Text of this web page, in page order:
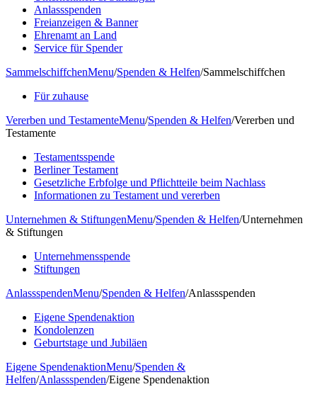
Anlassspenden
Freianzeigen & Banner
Ehrenamt an Land
Service für Spender
SammelschiffchenMenu/Spenden & Helfen/Sammelschiffchen
Für zuhause
Vererben und TestamenteMenu/Spenden & Helfen/Vererben und
Testamente
Testamentsspende
Berliner Testament
Gesetzliche Erbfolge und Pflichtteile beim Nachlass
Informationen zu Testament und vererben
Unternehmen & StiftungenMenu/Spenden & Helfen/Unternehmen
& Stiftungen
Unternehmensspende
Stiftungen
AnlassspendenMenu/Spenden & Helfen/Anlassspenden
Eigene Spendenaktion
Kondolenzen
Geburtstage und Jubiläen
Eigene SpendenaktionMenu/Spenden &
Helfen/Anlassspenden/Eigene Spendenaktion